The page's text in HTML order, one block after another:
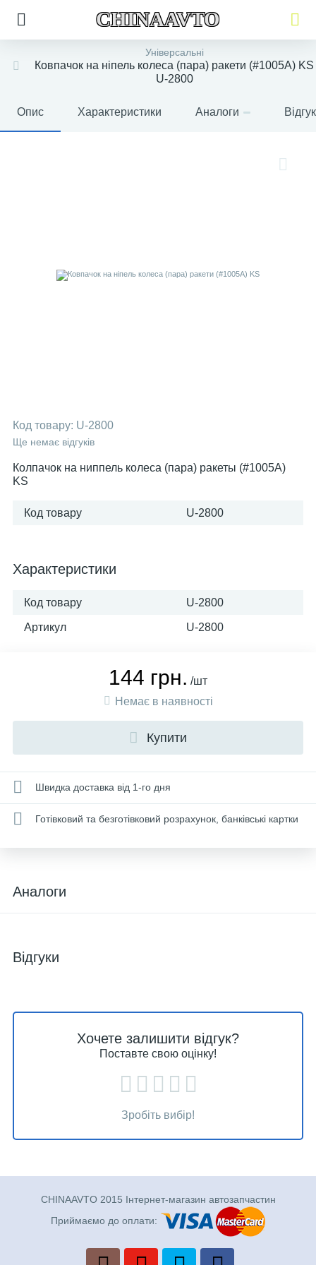
CHINAAVTO
Універсальні
Ковпачок на ніпель колеса (пара) ракети (#1005A) KS
U-2800
Опис Характеристики Аналоги
Код товару: U-2800
Ще немає відгуків
Колпачок на ниппель колеса (пара) ракеты (#1005A)
KS
Код товару U-2800
Характеристики
Код товару U-2800
Артикул U-2800
144 грн. /шт
Немає в наявності
Купити
Швидка доставка від 1-го дня
Готівковий та безготівковий розрахунок, банківські картки
Аналоги
Відгуки
Хочете залишити відгук?
Поставте свою оцінку!
Зробіть вибір!
CHINAAVTO 2015 Інтернет-магазин автозапчастин
Приймаємо до оплати: